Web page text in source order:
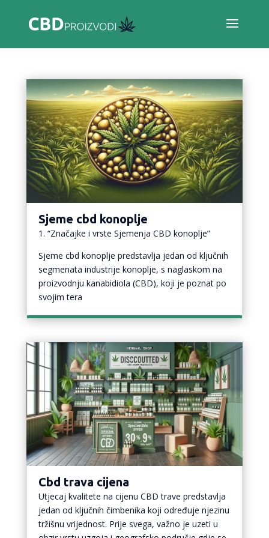
Sjeme cbd konoplje
1. “Značajke i vrste Sjemenja CBD konoplje”
Sjeme cbd konoplje predstavlja jedan od ključnih
segmenata industrije konoplje, s naglaskom na
proizvodnju kanabidiola (CBD), koji je poznat po
svojim tera
Cbd trava cijena
Utjecaj kvalitete na cijenu CBD trave predstavlja
jedan od ključnih čimbenika koji određuje njezinu
tržišnu vrijednost. Prije svega, važno je uzeti u